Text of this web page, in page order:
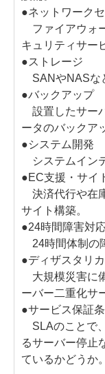
●ネットワーク
ファイアウォ
キュリティサー
●ストレージ
SANやNASな
●バックアップ
設置したサー
ータのバックア
●システム開発
システムイン
●EC支援・サイ
決済代行や在
サイト構築。
●24時間障害対
24時間体制の
●ディザスタリカ
大規模災害に
ーバー二重化サ
●サービス保証
SLAのことで
るサーバー停止
ているかどうか。